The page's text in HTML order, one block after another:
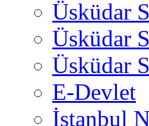
Üsküdar
Üsküdar
Üsküdar
E-Devlet
İstanbul